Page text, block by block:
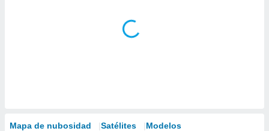
Mapa de nubosidad Satélites Modelos